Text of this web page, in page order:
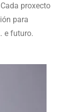
proxecto
para
e futuro.